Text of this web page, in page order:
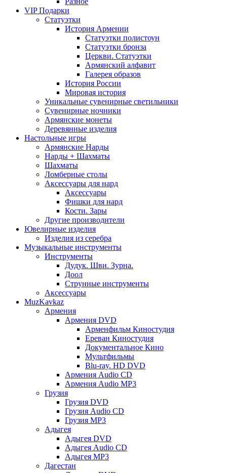
VIP Подарки
Статуэтки
История Армении
Статуэтки полистоун
Статуэтки бронза
Церкви. Статуэтки
Армянский алфавит
Галерея образов
История России
Мировая история
Уникальные сувенирные светильники
Сувенирные ночники
Армянские монеты
Деревянные изделия
Настольные игры
Армянские Нарды
Нарды + Шахматы
Шахматы
Ломберные столы
Аксессуары для нард
Аксессуары
Фишки для нард
Кости. Зары
Другие производители
Ювелирные изделия
Изделия из серебра
Музыкальные инструменты
Инструменты
Дудук. Шви. Зурна.
Доол
Струнные инструменты
Аксессуары
MuzKavkaz
Армения
Армения DVD
Арменфильм Киностудия
Ереван Киностудия
Документальное Кино
Мультфильмы
Blu-ray. HD DVD
Армения Audio CD
Армения Audio MP3
Грузия
Грузия DVD
Грузия Audio CD
Грузия MP3
Адыгея
Адыгея DVD
Адыгея Audio CD
Адыгея MP3
Дагестан